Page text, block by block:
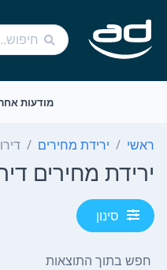
מודעות
ראשי ירידת מחירים
ירידת מחירים
סינון
חפש בתוך התוצאות